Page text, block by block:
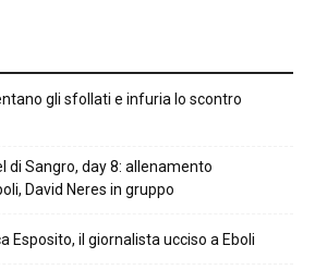
gli sfollati e infuria lo scontro
di Sangro, day 8: allenamento
David Neres in gruppo
Esposito, il giornalista ucciso a Eboli